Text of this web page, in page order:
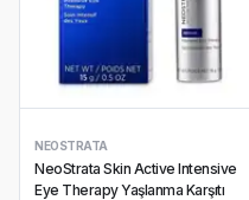
NEOSTRATA
NeoStrata Skin Active Intensive
Eye Therapy Yaşlanma Karşıtı